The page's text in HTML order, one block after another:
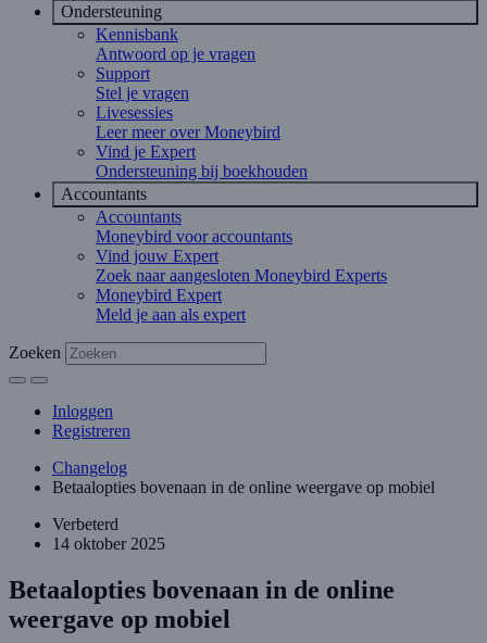
Ondersteuning
Kennisbank
Antwoord op je vragen
Support
Stel je vragen
Livesessies
Leer meer over Moneybird
Vind je Expert
Ondersteuning bij boekhouden
Accountants
Accountants
Moneybird voor accountants
Vind jouw Expert
Zoek naar aangesloten Moneybird Experts
Moneybird Expert
Meld je aan als expert
Zoeken
Inloggen
Registreren
Changelog
Betaalopties bovenaan in de online weergave op mobiel
Verbeterd
14 oktober 2025
Betaalopties bovenaan in de online
weergave op mobiel